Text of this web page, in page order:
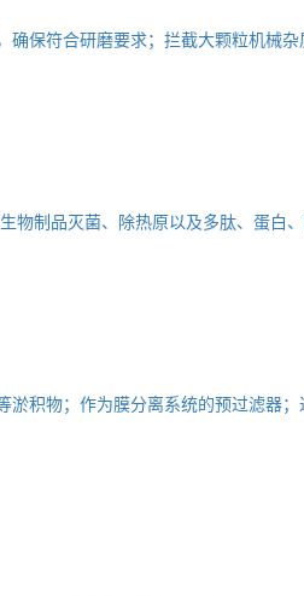
保符合研磨要求；拦截大颗粒机械
制品灭菌、除热原以及多肽、蛋白
积物；作为膜分离系统的预过滤器